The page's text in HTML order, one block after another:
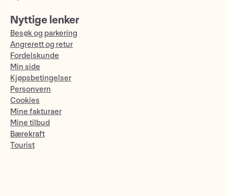
Nyttige lenker
Besøk og parkering
Angrerett og retur
Fordelskunde
Min side
Kjøpsbetingelser
Personvern
Cookies
Mine fakturaer
Mine tilbud
Bærekraft
Tourist